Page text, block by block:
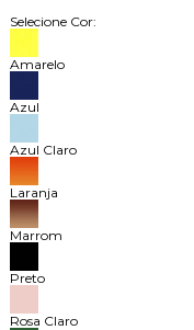
Selecione Cor:
Amarelo
Azul
Azul Claro
Laranja
Marrom
Preto
Rosa Claro